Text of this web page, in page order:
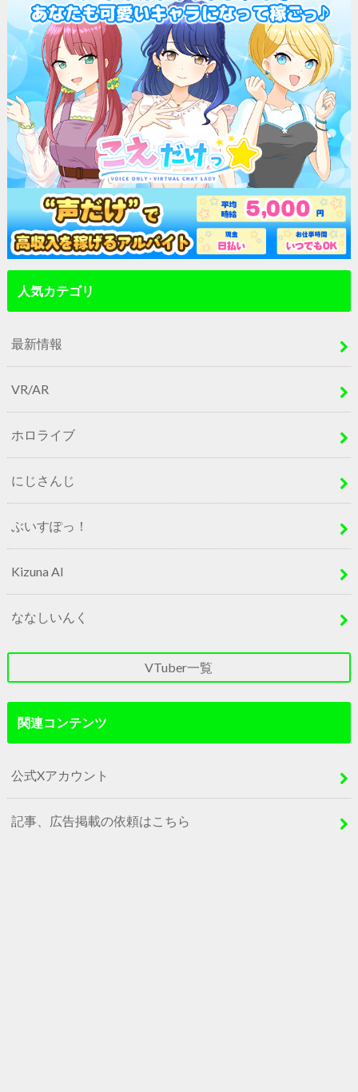
人気カテゴリ
最新情報
VR/AR
ホロライブ
にじさんじ
ぶいすぽっ！
Kizuna AI
ななしいんく
VTuber一覧
関連コンテンツ
公式Xアカウント
記事、広告掲載の依頼はこちら